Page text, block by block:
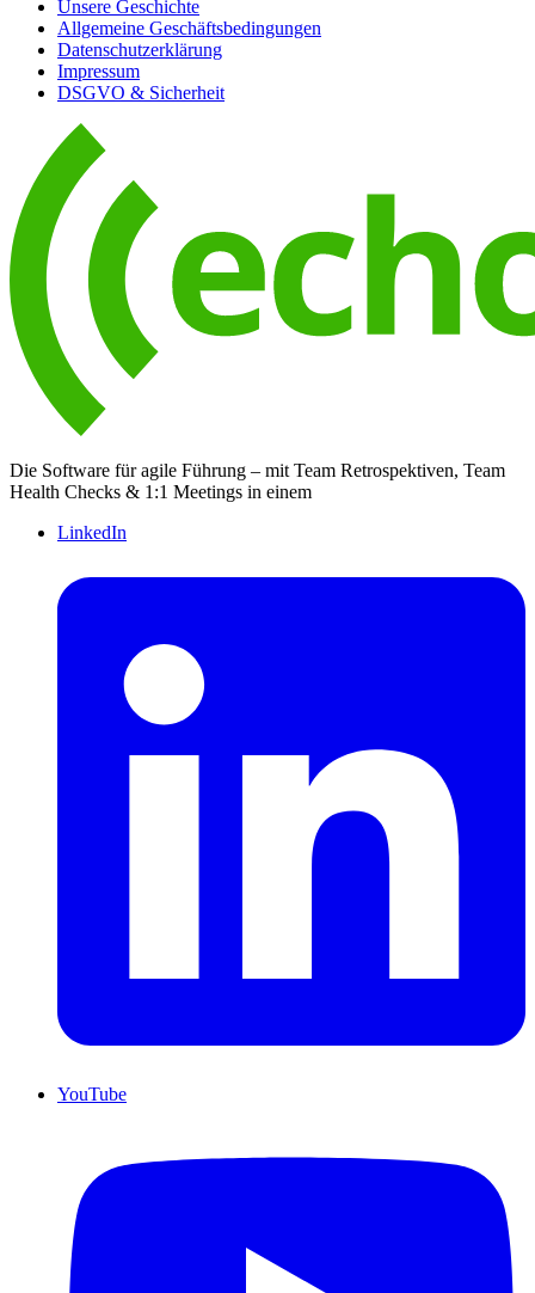
Unsere Geschichte
Allgemeine Geschäftsbedingungen
Datenschutzerklärung
Impressum
DSGVO & Sicherheit
Die Software für agile Führung – mit Team Retrospektiven, Team
Health Checks & 1:1 Meetings in einem
LinkedIn
YouTube